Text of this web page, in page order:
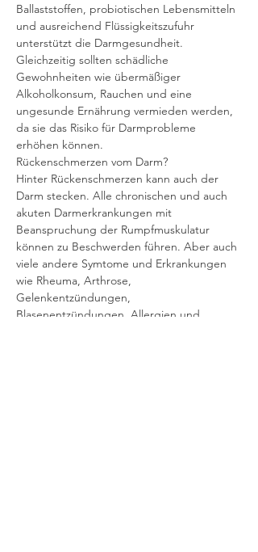
Ballaststoffen, probiotischen Lebensmitteln
und ausreichend Flüssigkeitszufuhr
unterstützt die Darmgesundheit.
Gleichzeitig sollten schädliche
Gewohnheiten wie übermäßiger
Alkoholkonsum, Rauchen und eine
ungesunde Ernährung vermieden werden,
da sie das Risiko für Darmprobleme
erhöhen können.
Rückenschmerzen vom Darm?
Hinter Rückenschmerzen kann auch der
Darm stecken. Alle chronischen und auch
akuten Darmerkrankungen mit
Beanspruchung der Rumpfmuskulatur
können zu Beschwerden führen. Aber auch
viele andere Symtome und Erkrankungen
wie Rheuma, Arthrose,
Gelenkentzündungen,
Blasenentzündungen, Allergien und